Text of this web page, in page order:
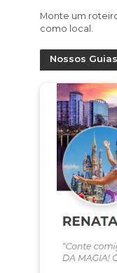
Monte um
como local.
Nossos Guias